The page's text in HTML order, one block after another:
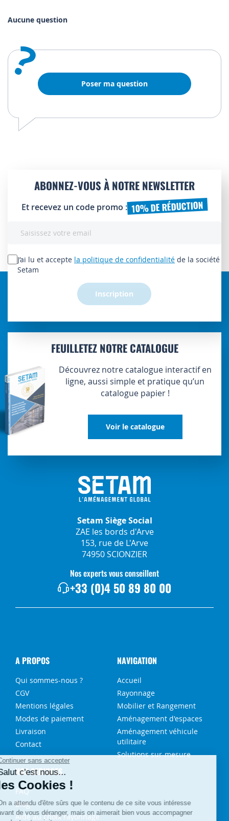
Aucune question
? Poser ma question
ABONNEZ-VOUS À NOTRE NEWSLETTER
Et recevez un code promo : 10% DE RÉDUCTION
lettre
d’information
J’ai lu et accepte la politique de confidentialité de la société
Setam
Inscription
FEUILLETEZ NOTRE CATALOGUE
Découvrez notre catalogue interactif en
ligne, aussi simple et pratique qu’un
catalogue papier !
Voir le catalogue
Setam Siège Social
ZAE les bords d'Arve
153, rue de L'Arve
74950 SCIONZIER
Nos experts vous conseillent
+33 (0)4 50 89 80 00
A PROPOS
Qui sommes-nous ?
CGV
Mentions légales
Modes de paiement
Livraison
Contact
NAVIGATION
Accueil
Rayonnage
Mobilier et Rangement
Aménagement d'espaces
Aménagement véhicule
utilitaire
Solutions sur-mesure
NOS SERVICES
FAQ
Blog
Aide au choix rayonnage